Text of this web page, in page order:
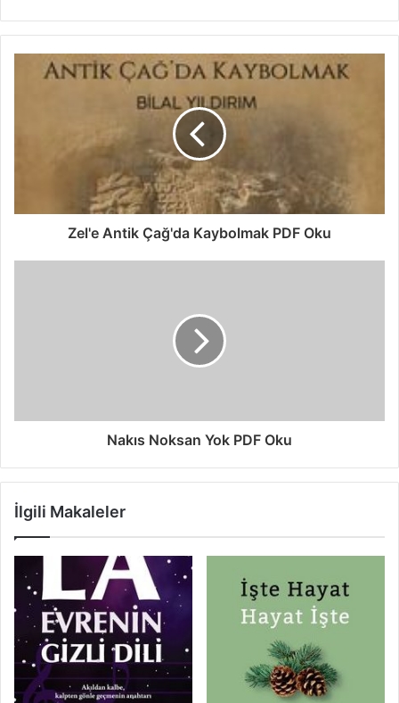
Zel'e Antik Çağ'da Kaybolmak PDF Oku
Nakıs Noksan Yok PDF Oku
İlgili Makaleler